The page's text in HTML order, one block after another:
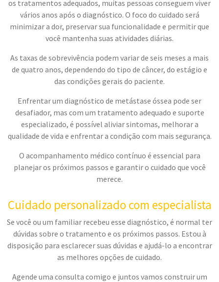
os tratamentos adequados, muitas pessoas conseguem viver
vários anos após o diagnóstico. O foco do cuidado será
minimizar a dor, preservar sua funcionalidade e permitir que
você mantenha suas atividades diárias.
As taxas de sobrevivência podem variar de seis meses a mais
de quatro anos, dependendo do tipo de câncer, do estágio e
das condições gerais do paciente.
Enfrentar um diagnóstico de metástase óssea pode ser
desafiador, mas com um tratamento adequado e suporte
especializado, é possível aliviar sintomas, melhorar a
qualidade de vida e enfrentar a condição com mais segurança.
O acompanhamento médico contínuo é essencial para
planejar os próximos passos e garantir o cuidado que você
merece.
Cuidado personalizado com especialista
Se você ou um familiar recebeu esse diagnóstico, é normal ter
dúvidas sobre o tratamento e os próximos passos. Estou à
disposição para esclarecer suas dúvidas e ajudá-lo a encontrar
as melhores opções de cuidado.
Agende uma consulta comigo e juntos vamos construir um